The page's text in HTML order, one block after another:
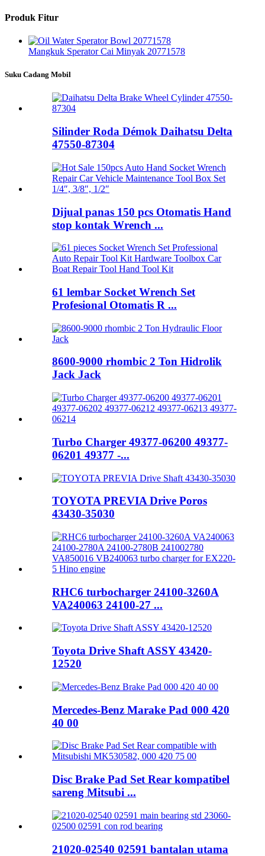
Produk Fitur
Mangkuk Sperator Cai Minyak 20771578
Suku Cadang Mobil
Silinder Roda Démok Daihatsu Delta
47550-87304
Dijual panas 150 pcs Otomatis Hand
stop kontak Wrench ...
61 lembar Socket Wrench Set
Profesional Otomatis R ...
8600-9000 rhombic 2 Ton Hidrolik
Jack Jack
Turbo Charger 49377-06200 49377-
06201 49377 -...
TOYOTA PREVIA Drive Poros
43430-35030
RHC6 turbocharger 24100-3260A
VA240063 24100-27 ...
Toyota Drive Shaft ASSY 43420-
12520
Mercedes-Benz Marake Pad 000 420
40 00
Disc Brake Pad Set Rear kompatibel
sareng Mitsubi ...
21020-02540 02591 bantalan utama